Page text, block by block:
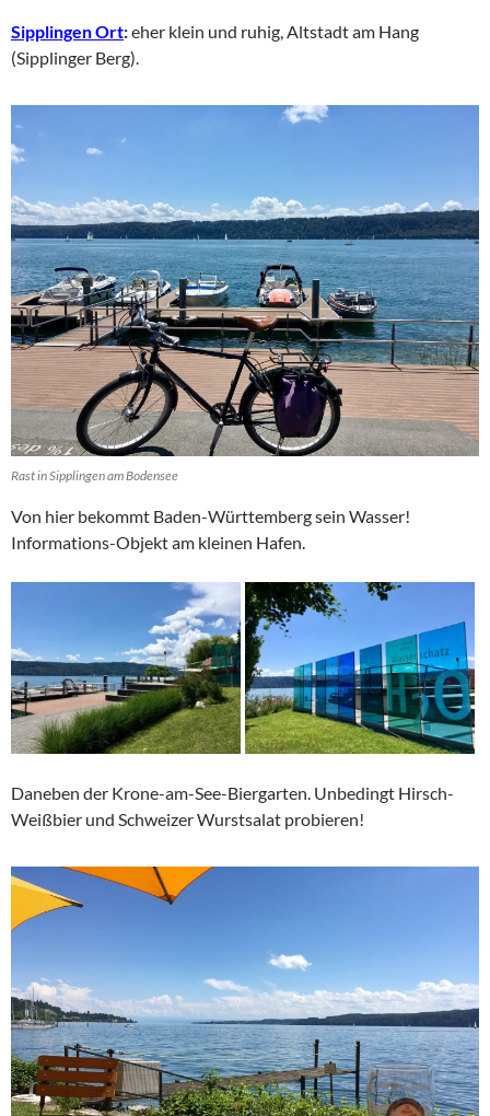
Sipplingen Ort:eher klein und ruhig, Altstadt am Hang
(Sipplinger Berg).
Rast in Sipplingen am Bodensee
Von hier bekommt Baden-Württemberg sein Wasser!
Informations-Objekt am kleinen Hafen.
Daneben der Krone-am-See-Biergarten. Unbedingt Hirsch-
Weißbier und Schweizer Wurstsalat probieren!